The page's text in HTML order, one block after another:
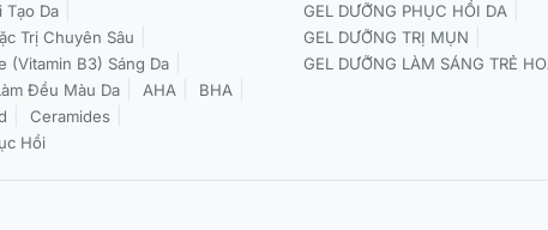
Tạo Da
Trị Chuyên Sâu
(Vitamin B3) Sáng Da
Đều Màu Da
AHA
BHA
Ceramides
Hồi
GEL DƯỠNG PHỤC HỒI DA
GEL DƯỠNG TRỊ MỤN
GEL DƯỠNG LÀM SÁNG TRẺ